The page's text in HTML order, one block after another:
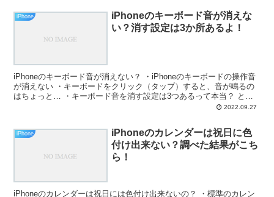
iPhone
iPhoneのキーボード音が消えな
い？消す設定は3か所あるよ！
iPhoneのキーボード音が消えない？ ・iPhoneのキーボードの操作音
が消えない ・キーボードをクリック（タップ）すると、音が鳴るの
はちょっと… ・キーボード音を消す設定は3つあるって本当？ と、
2022.09.27
iPhone
iPhoneのカレンダーは祝日に色
付け出来ない？調べた結果がこち
ら！
iPhoneのカレンダーは祝日には色付け出来ないの？ ・標準のカレン